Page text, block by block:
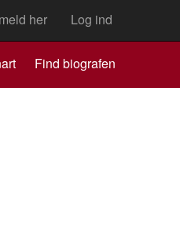
her Log ind
Find biografen